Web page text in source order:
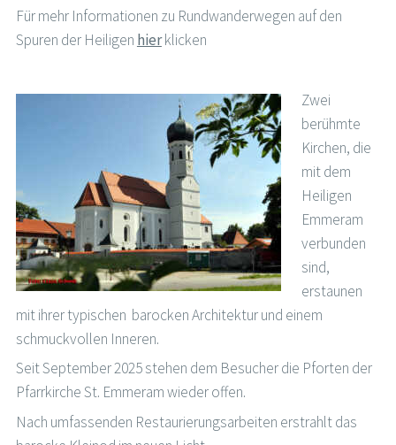
Für mehr Informationen zu Rundwanderwegen auf den
Spuren der Heiligen hierklicken
Zwei
berühmte
Kirchen, die
mit dem
Heiligen
Emmeram
verbunden
sind,
erstaunen
mit ihrer typischen barocken Architektur und einem
schmuckvollen Inneren.
Seit September 2025 stehen dem Besucher die Pforten der
Pfarrkirche St. Emmeram wieder offen.
Nach umfassenden Restaurierungsarbeiten erstrahlt das